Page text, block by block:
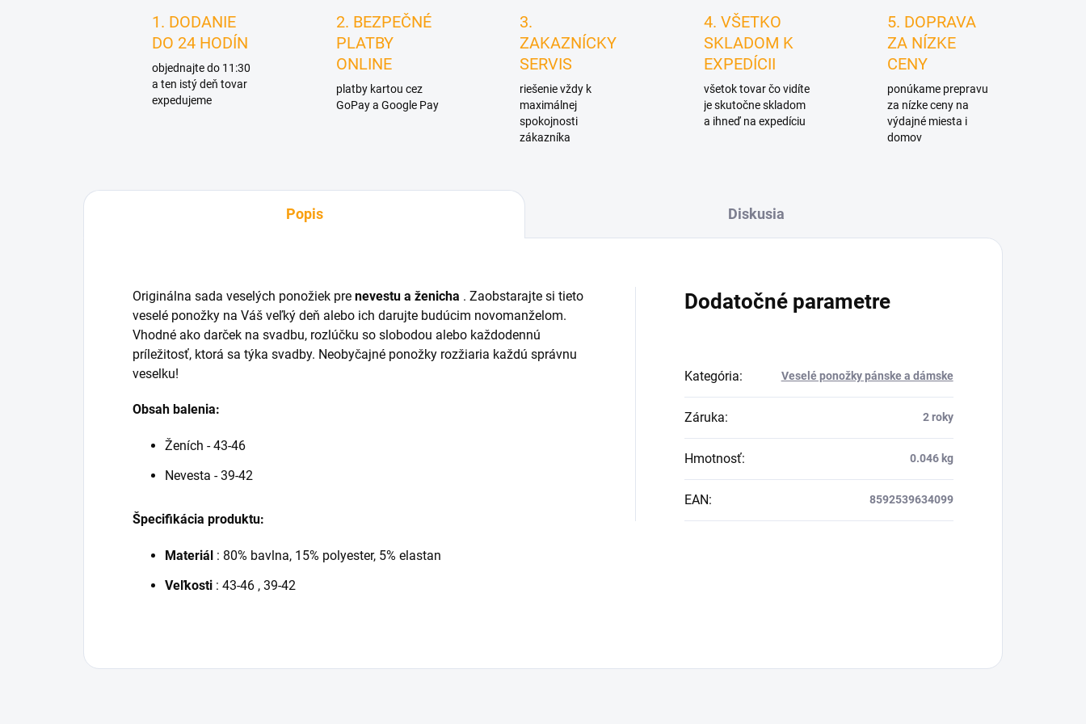
1. DODANIE
DO 24 HODÍN
objednajte do 11:30
a ten istý deň tovar
expedujeme
2. BEZPEČNÉ
PLATBY
ONLINE
platby kartou cez
GoPay a Google Pay
3.
ZAKAZNÍCKY
SERVIS
riešenie vždy k
maximálnej
spokojnosti
zákazníka
4. VŠETKO
SKLADOM K
EXPEDÍCII
všetok tovar čo vidíte
je skutočne skladom
a ihneď na expedíciu
5. DOPRAVA
ZA NÍZKE
CENY
ponúkame prepravu
za nízke ceny na
výdajné miesta i
domov
Popis Diskusia
Originálna sada veselých ponožiek pre nevestu a ženicha . Zaobstarajte si tieto
veselé ponožky na Váš veľký deň alebo ich darujte budúcim novomanželom.
Vhodné ako darček na svadbu, rozlúčku so slobodou alebo každodennú
príležitosť, ktorá sa týka svadby. Neobyčajné ponožky rozžiaria každú správnu
veselku!
Obsah balenia:
Ženích - 43-46
Nevesta - 39-42
Špecifikácia produktu:
Materiál : 80% bavlna, 15% polyester, 5% elastan
Veľkosti : 43-46 , 39-42
Dodatočné parametre
Kategória: Veselé ponožky pánske a dámske
Záruka: 2 roky
Hmotnosť: 0.046 kg
EAN: 8592539634099